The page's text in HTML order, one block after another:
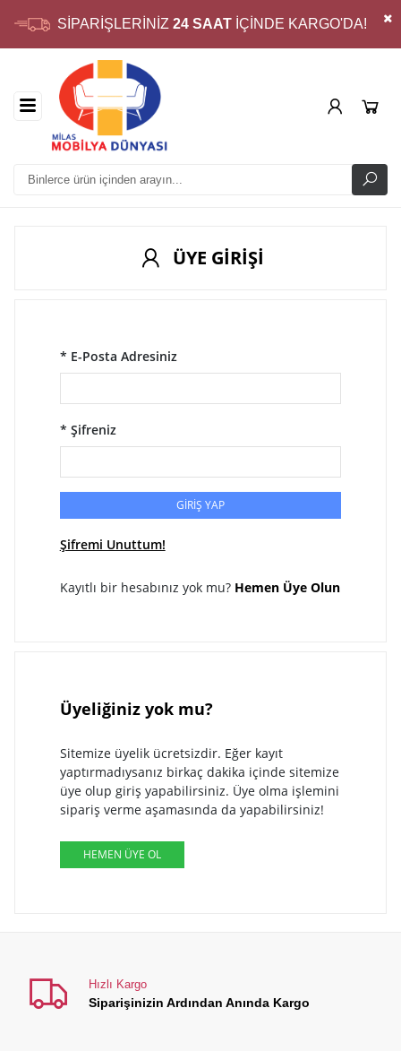
SİPARİŞLERİNİZ 24 SAATİÇİNDE KARGO'DA!
ÜYE GİRİŞİ
* E-Posta Adresiniz
* Şifreniz
GİRİŞ YAP
Şifremi Unuttum!
Kayıtlı bir hesabınız yok mu? Hemen Üye Olun
Üyeliğiniz yok mu?
Sitemize üyelik ücretsizdir. Eğer kayıt
yaptırmadıysanız birkaç dakika içinde sitemize
üye olup giriş yapabilirsiniz. Üye olma işlemini
sipariş verme aşamasında da yapabilirsiniz!
HEMEN ÜYE OL
Hızlı Kargo
Siparişinizin Ardından Anında Kargo